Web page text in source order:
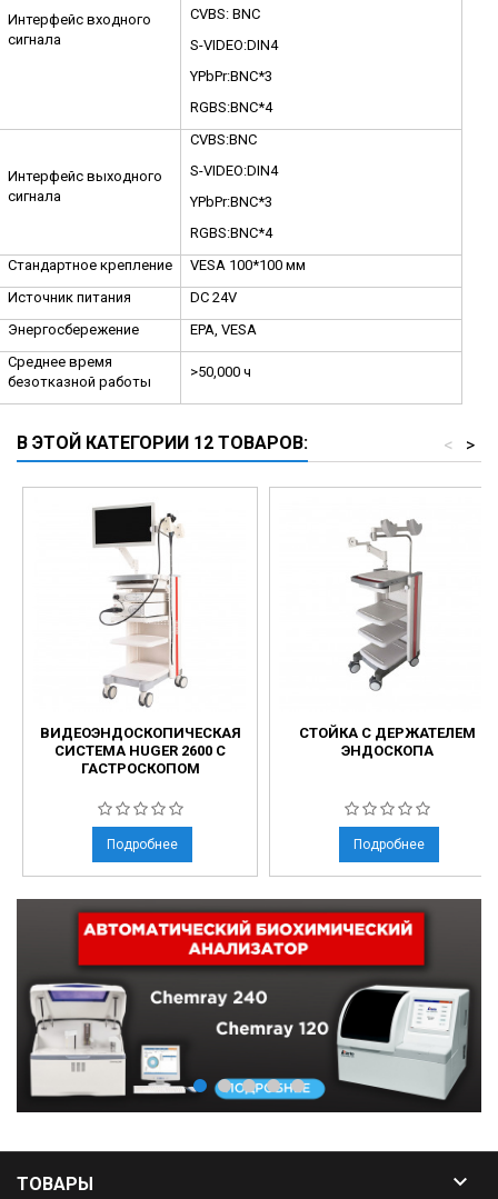
Интерфейс входного
сигнала
CVBS: BNC
S-VIDEO:DIN4
YPbPr:BNC*3
RGBS:BNC*4
Интерфейс выходного
сигнала
CVBS:BNC
S-VIDEO:DIN4
YPbPr:BNC*3
RGBS:BNC*4
Стандартное крепление
VESA 100*100 мм
Источник питания
DC 24V
Энергосбережение
EPA, VESA
Среднее время
безотказной работы
>50,000 ч
В ЭТОЙ КАТЕГОРИИ 12 ТОВАРОВ: >
<
ВИДЕОЭНДОСКОПИЧЕСКАЯ
СИСТЕМА HUGER 2600 С
ГАСТРОСКОПОМ
Подробнее
СТОЙКА С ДЕРЖАТЕЛЕМ
ЭНДОСКОПА
Подробнее
ТОВАРЫ 